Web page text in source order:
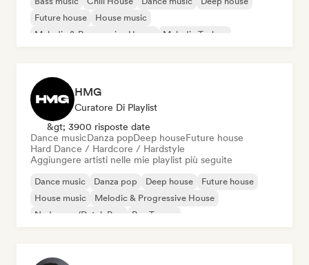
Future house
House music
Melodic & Progressive House
Melodic Techno
HMG
Curatore Di Playlist
&gt; 3900 risposte date
Dance musicDanza popDeep houseFuture house
Hard Dance / Hardcore / Hardstyle
Aggiungere artisti nelle mie playlist più seguite
Dance music Danza pop Deep house
Future house
House music
Melodic & Progressive House
Nederpop/Dutch Pop
Psy-Trance